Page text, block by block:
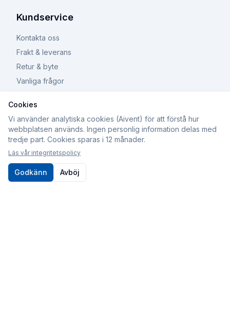
Kundservice
Kontakta oss
Frakt & leverans
Retur & byte
Vanliga frågor
Information
Köpvillkor
Integritetspolicy
Cookies
Om oss
Cookies
Vi använder analytiska cookies (Aivent) för att förstå hur
webbplatsen används. Ingen personlig information delas med
tredje part. Cookies sparas i 12 månader.
Läs vår integritetspolicy
Godkänn Avböj